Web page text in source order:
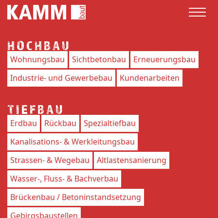
HOCHBAU
Wohnungsbau Sichtbetonbau
Erneuerungsbau
Industrie- und Gewerbebau
Kundenarbeiten
TIEFBAU
Erdbau Rückbau
Spezialtiefbau
Kanalisations- & Werkleitungsbau
Strassen- & Wegebau
Altlastensanierung
Wasser-, Fluss- & Bachverbau
Brückenbau / Betoninstandsetzung
Gebirgsbaustellen